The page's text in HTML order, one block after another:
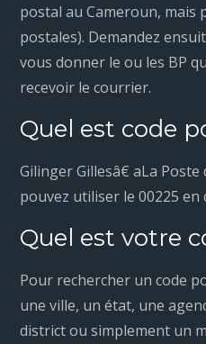
postal au Cameroun, mais
postales). Demandez
vous donner le ou les BP
recevoir le courrier.
Quel est code
Gilinger Gillesâ€ aLa Poste
pouvez utiliser le 00225 en
Quel est votre
Pour rechercher un code
une ville, un état, une
district ou simplement un